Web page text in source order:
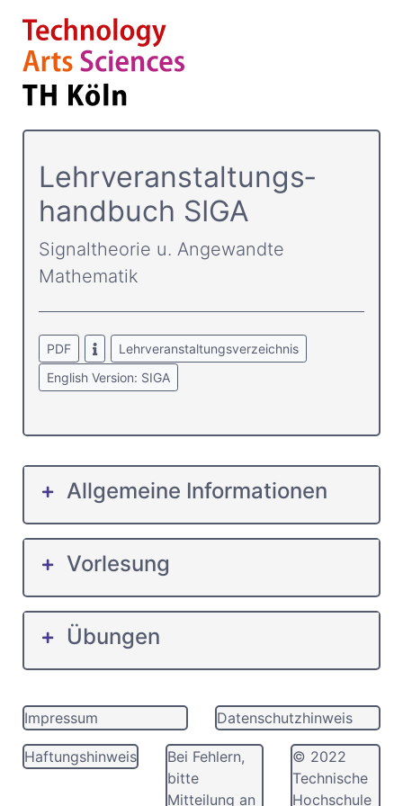
Lehrver­anstaltungs­
handbuch SIGA
Signaltheorie u. Angewandte
Mathematik
PDF
Lehrveranstaltungsverzeichnis
English Version: SIGA
Allgemeine Informationen
Vorlesung
Übungen
Impressum Datenschutzhinweis
Haftungshinweis
Bei Fehlern,
bitte
Mitteilung an
© 2022
Technische
Hochschule